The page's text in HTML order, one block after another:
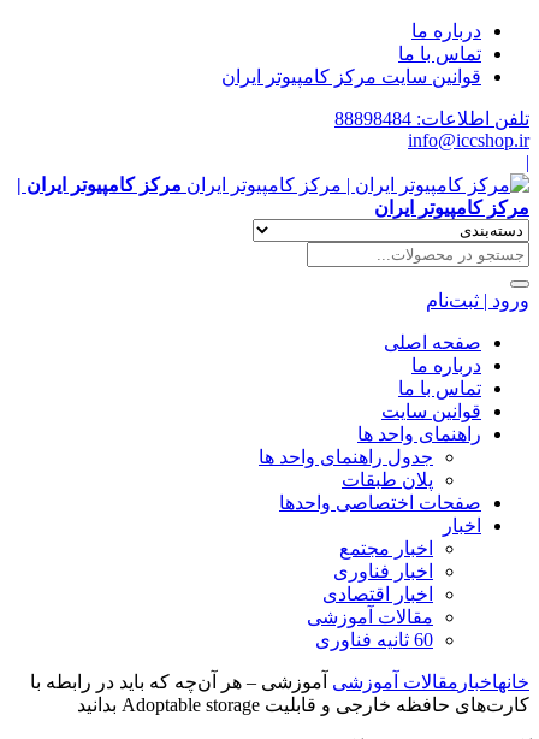
درباره ما
تماس با ما
قوانین سایت مرکز کامپیوتر ایران
تلفن اطلاعات: 88898484
info@iccshop.ir
|
مرکز کامپیوتر ایران |
مرکز کامپیوتر ایران
ورود | ثبت‌نام
صفحه اصلی
درباره ما
تماس با ما
قوانین سایت
راهنمای واحد ها
جدول راهنمای واحد ها
پلان طبقات
صفحات اختصاصی واحدها
اخبار
اخبار مجتمع
اخبار فناوری
اخبار اقتصادی
مقالات آموزشی
60 ثانیه فناوری
خانهاخبار مقالات آموزشی آموزشی – هر آن‌چه که باید در رابطه با
کارت‌های حافظه خارجی و قابلیت Adoptable storage بدانید